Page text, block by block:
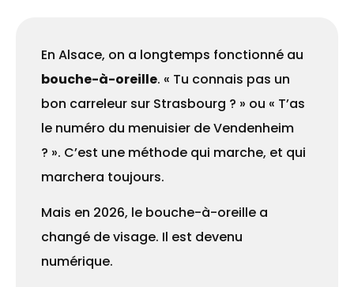
En Alsace, on a longtemps fonctionné au
bouche-à-oreille. « Tu connais pas un
bon carreleur sur Strasbourg ? » ou « T’as
le numéro du menuisier de Vendenheim
? ». C’est une méthode qui marche, et qui
marchera toujours.
Mais en 2026, le bouche-à-oreille a
changé de visage. Il est devenu
numérique.